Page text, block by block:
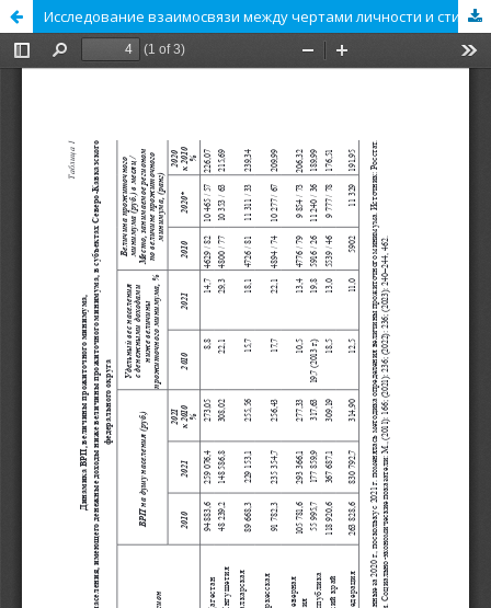
Исследование взаимосвязи между чертами личности и стилями лидерства администраторов организаций гражданского общества в Турции